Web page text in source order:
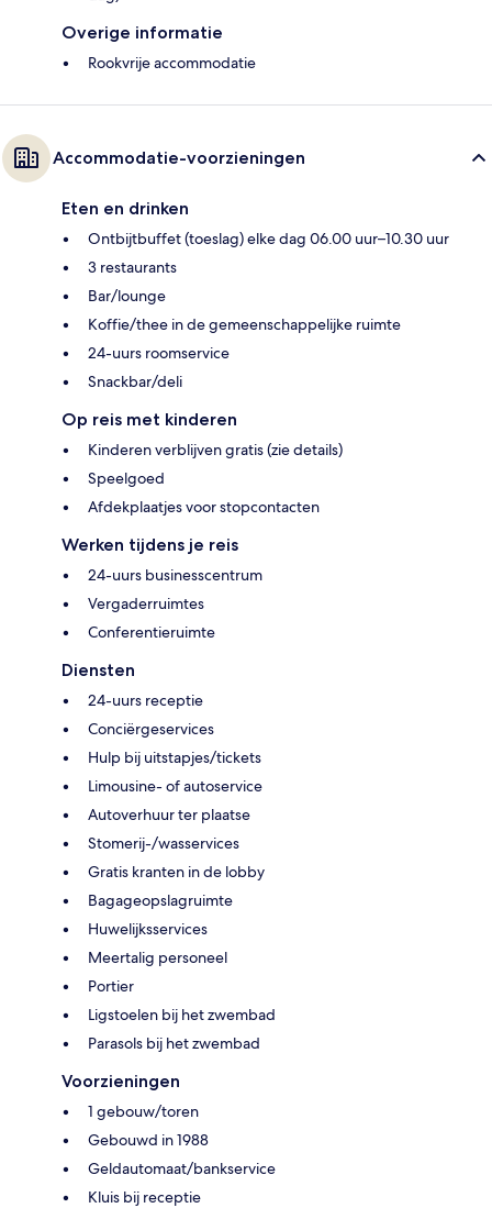
Overige informatie
Rookvrije accommodatie
Accommodatie-voorzieningen
Eten en drinken
Ontbijtbuffet (toeslag) elke dag 06.00 uur–10.30 uur
3 restaurants
Bar/lounge
Koffie/thee in de gemeenschappelijke ruimte
24-uurs roomservice
Snackbar/deli
Op reis met kinderen
Kinderen verblijven gratis (zie details)
Speelgoed
Afdekplaatjes voor stopcontacten
Werken tijdens je reis
24-uurs businesscentrum
Vergaderruimtes
Conferentieruimte
Diensten
24-uurs receptie
Conciërgeservices
Hulp bij uitstapjes/tickets
Limousine- of autoservice
Autoverhuur ter plaatse
Stomerij-/wasservices
Gratis kranten in de lobby
Bagageopslagruimte
Huwelijksservices
Meertalig personeel
Portier
Ligstoelen bij het zwembad
Parasols bij het zwembad
Voorzieningen
1 gebouw/toren
Gebouwd in 1988
Geldautomaat/bankservice
Kluis bij receptie